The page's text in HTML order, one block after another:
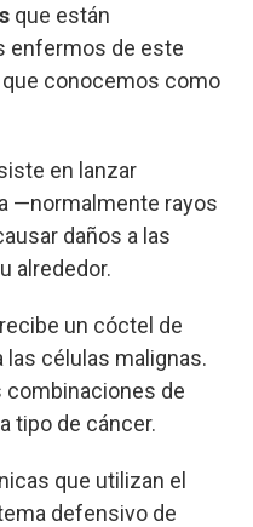
que están
enfermos de este
conocemos como
en lanzar
—normalmente rayos
daños a las
alrededor.
un cóctel de
células malignas.
combinaciones de
tipo de cáncer.
que utilizan el
defensivo de